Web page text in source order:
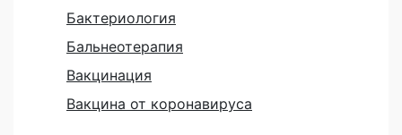
Бактериология
Бальнеотерапия
Вакцинация
Вакцина от коронавируса